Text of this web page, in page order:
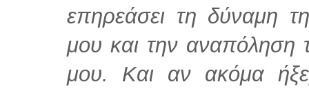
επηρεάσει τη δύναμη
μου και την αναπόληση
μου. Και αν ακόμα